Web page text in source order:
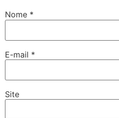
Nome *
E-mail *
Site